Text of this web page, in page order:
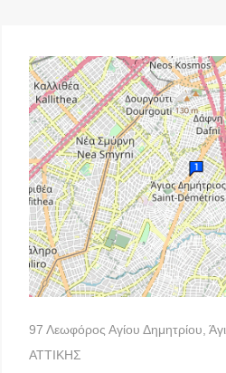
97 Λεωφόρος Αγίου Δημητρίου,
ΑΤΤΙΚΗΣ